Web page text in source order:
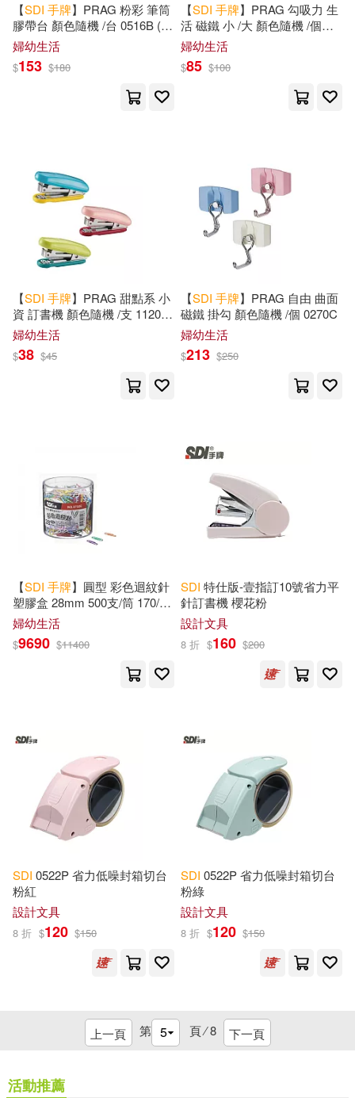
【SDI 手牌】PRAG 粉彩 筆筒
膠帶台 顏色隨機 /台 0516B (適
用內徑1吋與3吋膠帶)
婦幼生活
$153 $180
【SDI 手牌】PRAG 勾吸力 生
活 磁鐵 小 /大 顏色隨機 /個
1062C-小
婦幼生活
$85 $100
【SDI 手牌】PRAG 甜點系 小
資 訂書機 顏色隨機 /支 1120C
(10號訂書機)
婦幼生活
$38 $45
【SDI 手牌】PRAG 自由 曲面
磁鐵 掛勾 顏色隨機 /個 0270C
婦幼生活
$213 $250
【SDI 手牌】圓型 彩色迴紋針
塑膠盒 28mm 500支/筒 170/組
(0792E)
婦幼生活
$9690 $11400
SDI 特仕版-壹指訂10號省力平
針訂書機 櫻花粉
設計文具
8 折 $160 $200
SDI 0522P 省力低噪封箱切台
粉紅
設計文具
8 折 $120 $150
SDI 0522P 省力低噪封箱切台
粉綠
設計文具
8 折 $120 $150
上一頁 第 頁 ⁄8 下一頁
活動推薦